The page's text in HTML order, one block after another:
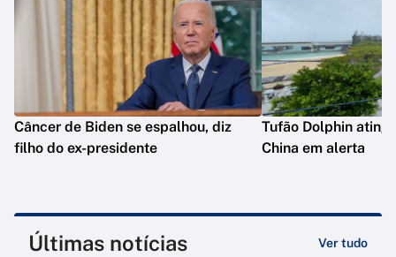
Câncer de Biden se espalhou, diz
filho do ex-presidente
Tufão Dolphin
China em alerta
Últimas notícias Ver tudo